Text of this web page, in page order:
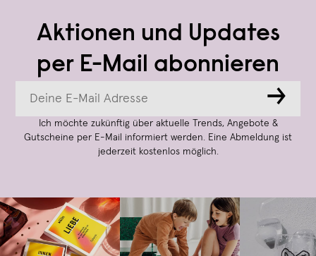
Aktionen und Updates
per E-Mail abonnieren
→
Ich möchte zukünftig über aktuelle Trends, Angebote &
Gutscheine per E-Mail informiert werden. Eine Abmeldung ist
jederzeit kostenlos möglich.